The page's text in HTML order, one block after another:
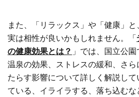
また、「リラックス」や「健康」と
実は相性が良いかもしれません。「
の健康効果とは？ 」では、国立公
温泉の効果、ストレスの緩和、さ
たらす影響について詳しく解説し
ている、イライラする、落ち込む